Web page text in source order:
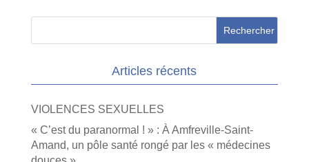
Articles récents
VIOLENCES SEXUELLES
« C’est du paranormal ! » : À Amfreville-Saint-
Amand, un pôle santé rongé par les « médecines